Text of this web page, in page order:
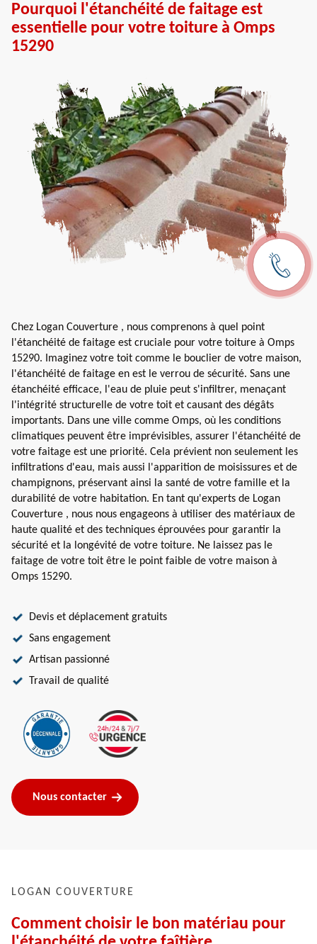
Pourquoi l'étanchéité de faitage est
essentielle pour votre toiture à Omps
15290
Chez Logan Couverture , nous comprenons à quel point
l'étanchéité de faitage est cruciale pour votre toiture à Omps
15290. Imaginez votre toit comme le bouclier de votre maison,
l'étanchéité de faitage en est le verrou de sécurité. Sans une
étanchéité efficace, l'eau de pluie peut s'infiltrer, menaçant
l'intégrité structurelle de votre toit et causant des dégâts
importants. Dans une ville comme Omps, où les conditions
climatiques peuvent être imprévisibles, assurer l'étanchéité de
votre faitage est une priorité. Cela prévient non seulement les
infiltrations d'eau, mais aussi l'apparition de moisissures et de
champignons, préservant ainsi la santé de votre famille et la
durabilité de votre habitation. En tant qu'experts de Logan
Couverture , nous nous engageons à utiliser des matériaux de
haute qualité et des techniques éprouvées pour garantir la
sécurité et la longévité de votre toiture. Ne laissez pas le
faitage de votre toit être le point faible de votre maison à
Omps 15290.
Devis et déplacement gratuits
Sans engagement
Artisan passionné
Travail de qualité
Nous contacter
LOGAN COUVERTURE
Comment choisir le bon matériau pour